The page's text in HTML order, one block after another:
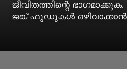
ജീവിതത്തിന്റെ
ജങ്ക് ഫുഡുകൾ ഒഴിവാക്കാൻ